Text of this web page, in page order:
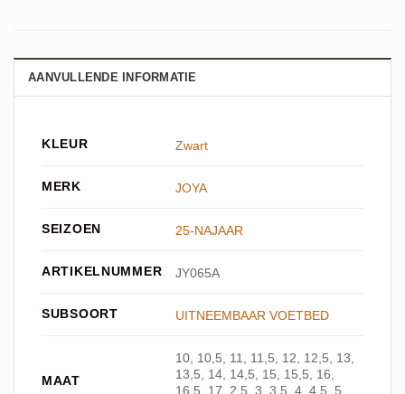
AANVULLENDE INFORMATIE
KLEUR Zwart
MERK JOYA
SEIZOEN 25-NAJAAR
ARTIKELNUMMER JY065A
SUBSOORT UITNEEMBAAR VOETBED
MAAT
10, 10,5, 11, 11,5, 12, 12,5, 13,
13,5, 14, 14,5, 15, 15,5, 16,
16,5, 17, 2,5, 3, 3,5, 4, 4,5, 5,